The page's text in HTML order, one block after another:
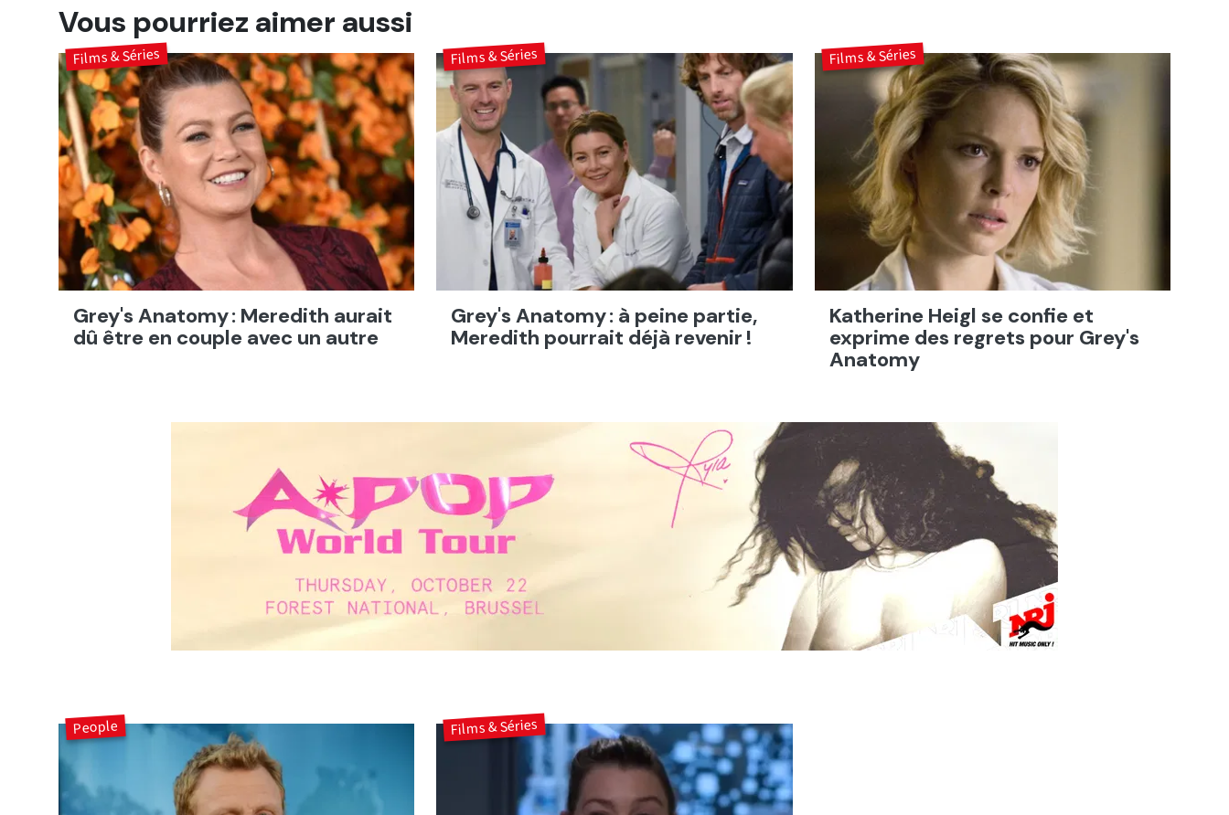
Vous pourriez aimer aussi
Grey's Anatomy : Meredith aurait
dû être en couple avec un autre
Films & Séries
Grey's Anatomy : à peine partie,
Meredith pourrait déjà revenir !
Films & Séries
Katherine Heigl se confie et
exprime des regrets pour Grey's
Anatomy
Films & Séries
People Films & Séries